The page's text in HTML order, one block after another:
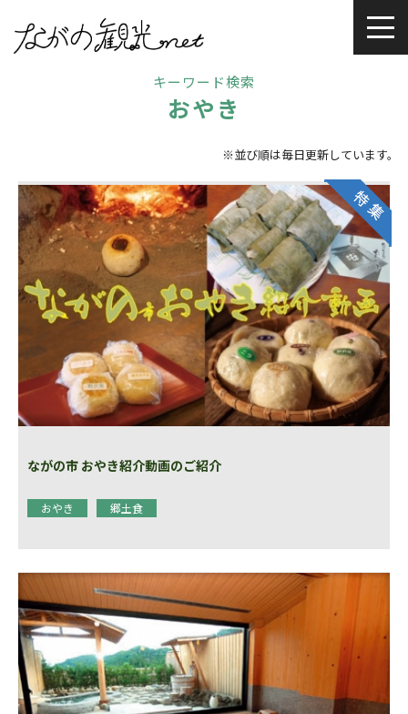
キーワード検索
おやき
※並び順は毎日更新しています。
ながの市 おやき紹介動画のご紹介
おやき 郷土食